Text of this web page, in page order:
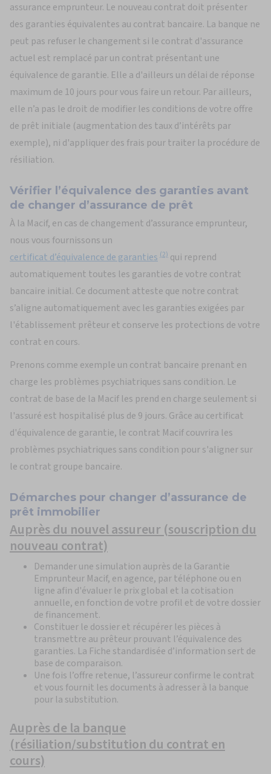
assurance emprunteur. Le nouveau contrat doit présenter
des garanties équivalentes au contrat bancaire. La banque ne
peut pas refuser le changement si le contrat d'assurance
actuel est remplacé par un contrat présentant une
équivalence de garantie. Elle a d'ailleurs un délai de réponse
maximum de 10 jours pour vous faire un retour. Par ailleurs,
elle n’a pas le droit de modifier les conditions de votre offre
de prêt initiale (augmentation des taux d’intérêts par
exemple), ni d'appliquer des frais pour traiter la procédure de
résiliation.
Vérifier l’équivalence des garanties avant
de changer d’assurance de prêt
À la Macif, en cas de changement d’assurance emprunteur,
nous vous fournissons un
certificat d’équivalence de garanties (2) qui reprend
automatiquement toutes les garanties de votre contrat
bancaire initial. Ce document atteste que notre contrat
s’aligne automatiquement avec les garanties exigées par
l'établissement prêteur et conserve les protections de votre
contrat en cours.
Prenons comme exemple un contrat bancaire prenant en
charge les problèmes psychiatriques sans condition. Le
contrat de base de la Macif les prend en charge seulement si
l'assuré est hospitalisé plus de 9 jours. Grâce au certificat
d'équivalence de garantie, le contrat Macif couvrira les
problèmes psychiatriques sans condition pour s'aligner sur
le contrat groupe bancaire.
Démarches pour changer d’assurance de
prêt immobilier
Auprès du nouvel assureur (souscription du
nouveau contrat)
Demander une simulation auprès de la Garantie
Emprunteur Macif, en agence, par téléphone ou en
ligne afin d'évaluer le prix global et la cotisation
annuelle, en fonction de votre profil et de votre dossier
de financement.
Constituer le dossier et récupérer les pièces à
transmettre au prêteur prouvant l’équivalence des
garanties. La Fiche standardisée d’information sert de
base de comparaison.
Une fois l’offre retenue, l’assureur confirme le contrat
et vous fournit les documents à adresser à la banque
pour la substitution.
Auprès de la banque
(résiliation/substitution du contrat en
cours)